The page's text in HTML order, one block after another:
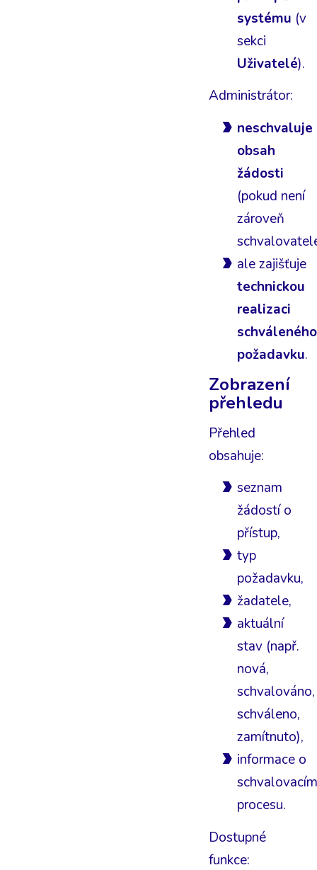
systému (v
sekci
Uživatelé).
Administrátor:
neschvaluje
obsah
žádosti
(pokud není
zároveň
ale zajišťuje
technickou
realizaci
schváleného
požadavku.
Zobrazení
přehledu
Přehled
obsahuje:
seznam
žádostí o
přístup,
typ
požadavku,
žadatele,
aktuální
stav (např.
nová,
schvalováno,
schváleno,
zamítnuto),
informace o
schvalovacím
procesu.
Dostupné
funkce: